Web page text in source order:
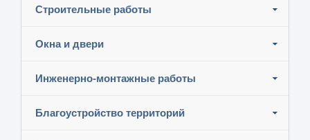
Строительные работы
Окна и двери
Инженерно-монтажные работы
Благоустройство территорий